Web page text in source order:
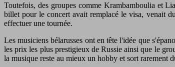
Toutefois, des groupes comme Krambamboulia et
billet pour le concert avait remplacé le visa, venait
effectuer une tournée.
Les musiciens bélarusses ont en tête l'idée que
les prix les plus prestigieux de Russie ainsi que le
la musique reste au mieux un hobby et sort rarement